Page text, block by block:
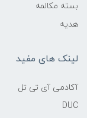
بسته مکالمه
هدیه
لینک های مفید
آکادمی آی تی تل
DUC